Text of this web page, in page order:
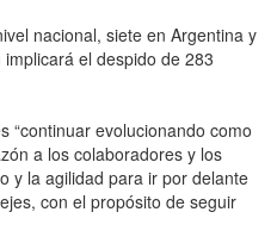
nacional, siete en Argentina y
el despido de 283
“continuar evolucionando como
a los colaboradores y los
y la agilidad para ir por delante
con el propósito de seguir